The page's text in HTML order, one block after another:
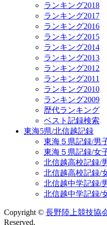
ランキング2018
ランキング2017
ランキング2016
ランキング2015
ランキング2014
ランキング2013
ランキング2012
ランキング2011
ランキング2010
ランキング2009
歴代ランキング
ベスト記録検索
東海5県/北信越記録
東海５県記録/男
東海５県記録/女
北信越高校記録/
北信越高校記録/
北信越中学記録/
北信越中学記録/
Copyright © 長野陸上競技協
Reserved.